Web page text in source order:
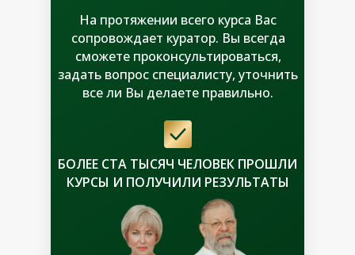
На протяжении всего курса Вас
сопровождает куратор. Вы всегда
сможете проконсультироваться,
задать вопрос специалисту, уточнить
все ли Вы делаете правильно.
БОЛЕЕ СТА ТЫСЯЧ ЧЕЛОВЕК ПРОШЛИ
КУРСЫ И ПОЛУЧИЛИ РЕЗУЛЬТАТЫ